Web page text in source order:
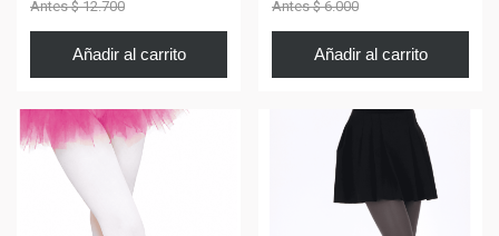
Antes $ 12.700
Añadir al carrito
Antes $ 6.000
Añadir al carrito